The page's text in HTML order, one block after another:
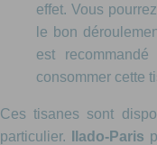
effet. Vous
le bon
est
consommer cette
Ces tisanes sont
particulier.
Ilado-Paris